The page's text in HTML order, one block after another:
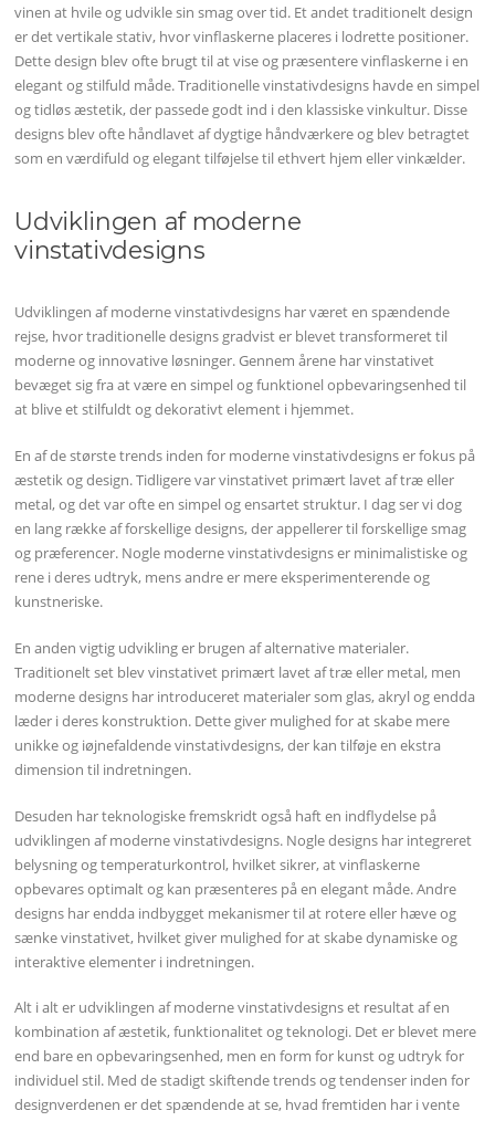
vinen at hvile og udvikle sin smag over tid. Et andet traditionelt design
er det vertikale stativ, hvor vinflaskerne placeres i lodrette positioner.
Dette design blev ofte brugt til at vise og præsentere vinflaskerne i en
elegant og stilfuld måde. Traditionelle vinstativdesigns havde en simpel
og tidløs æstetik, der passede godt ind i den klassiske vinkultur. Disse
designs blev ofte håndlavet af dygtige håndværkere og blev betragtet
som en værdifuld og elegant tilføjelse til ethvert hjem eller vinkælder.
Udviklingen af moderne
vinstativdesigns
Udviklingen af moderne vinstativdesigns har været en spændende
rejse, hvor traditionelle designs gradvist er blevet transformeret til
moderne og innovative løsninger. Gennem årene har vinstativet
bevæget sig fra at være en simpel og funktionel opbevaringsenhed til
at blive et stilfuldt og dekorativt element i hjemmet.
En af de største trends inden for moderne vinstativdesigns er fokus på
æstetik og design. Tidligere var vinstativet primært lavet af træ eller
metal, og det var ofte en simpel og ensartet struktur. I dag ser vi dog
en lang række af forskellige designs, der appellerer til forskellige smag
og præferencer. Nogle moderne vinstativdesigns er minimalistiske og
rene i deres udtryk, mens andre er mere eksperimenterende og
kunstneriske.
En anden vigtig udvikling er brugen af alternative materialer.
Traditionelt set blev vinstativet primært lavet af træ eller metal, men
moderne designs har introduceret materialer som glas, akryl og endda
læder i deres konstruktion. Dette giver mulighed for at skabe mere
unikke og iøjnefaldende vinstativdesigns, der kan tilføje en ekstra
dimension til indretningen.
Desuden har teknologiske fremskridt også haft en indflydelse på
udviklingen af moderne vinstativdesigns. Nogle designs har integreret
belysning og temperaturkontrol, hvilket sikrer, at vinflaskerne
opbevares optimalt og kan præsenteres på en elegant måde. Andre
designs har endda indbygget mekanismer til at rotere eller hæve og
sænke vinstativet, hvilket giver mulighed for at skabe dynamiske og
interaktive elementer i indretningen.
Alt i alt er udviklingen af moderne vinstativdesigns et resultat af en
kombination af æstetik, funktionalitet og teknologi. Det er blevet mere
end bare en opbevaringsenhed, men en form for kunst og udtryk for
individuel stil. Med de stadigt skiftende trends og tendenser inden for
designverdenen er det spændende at se, hvad fremtiden har i vente